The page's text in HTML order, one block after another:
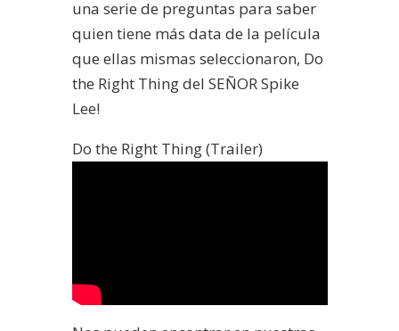
una serie de preguntas para saber
quien tiene más data de la película
que ellas mismas seleccionaron, Do
the Right Thing del SEÑOR Spike
Lee!
Do the Right Thing (Trailer)